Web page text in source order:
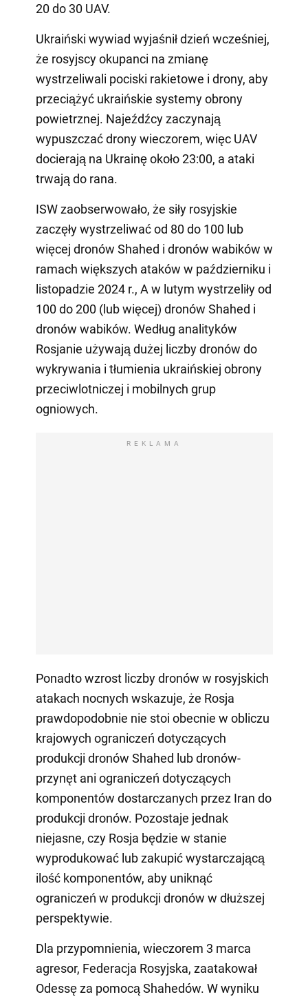
20 do 30 UAV.
Ukraiński wywiad wyjaśnił dzień wcześniej,
że rosyjscy okupanci na zmianę
wystrzeliwali pociski rakietowe i drony, aby
przeciążyć ukraińskie systemy obrony
powietrznej. Najeźdźcy zaczynają
wypuszczać drony wieczorem, więc UAV
docierają na Ukrainę około 23:00, a ataki
trwają do rana.
ISW zaobserwowało, że siły rosyjskie
zaczęły wystrzeliwać od 80 do 100 lub
więcej dronów Shahed i dronów wabików w
ramach większych ataków w październiku i
listopadzie 2024 r., A w lutym wystrzeliły od
100 do 200 (lub więcej) dronów Shahed i
dronów wabików. Według analityków
Rosjanie używają dużej liczby dronów do
wykrywania i tłumienia ukraińskiej obrony
przeciwlotniczej i mobilnych grup
ogniowych.
REKLAMA
Ponadto wzrost liczby dronów w rosyjskich
atakach nocnych wskazuje, że Rosja
prawdopodobnie nie stoi obecnie w obliczu
krajowych ograniczeń dotyczących
produkcji dronów Shahed lub dronów-
przynęt ani ograniczeń dotyczących
komponentów dostarczanych przez Iran do
produkcji dronów. Pozostaje jednak
niejasne, czy Rosja będzie w stanie
wyprodukować lub zakupić wystarczającą
ilość komponentów, aby uniknąć
ograniczeń w produkcji dronów w dłuższej
perspektywie.
Dla przypomnienia, wieczorem 3 marca
agresor, Federacja Rosyjska, zaatakował
Odessę za pomocą Shahedów. W wyniku